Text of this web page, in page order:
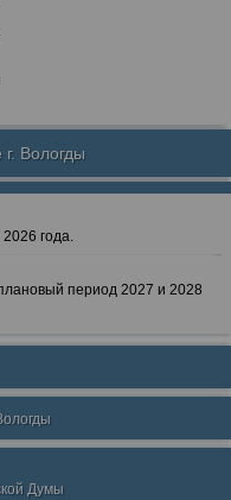
Вологды
года.
период 2027 и 2028
Думы